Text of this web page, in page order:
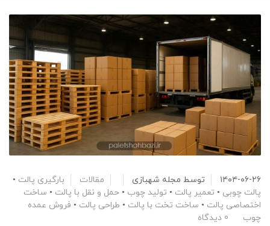
۱۴۰۴-۰۶-۲۶ توسط مجله شهبازی مقالات بارگیری پالت •
پالت چوبی • تعمیر پالت • تولید چوب • حمل و نقل با پالت • ساخت
اختصاصی پالت • ساخت تخت با پالت • طراحی پالت • فروش عمده
چوب
0 دیدگاه